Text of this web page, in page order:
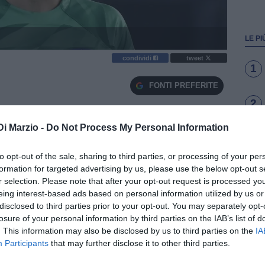
Marzio - Do Not Process My Personal Information
opt-out of the sale, sharing to third parties, or processing of your
for targeted advertising by us, please use the below opt-out
selection. Please note that after your opt-out request is processed
interest-based ads based on personal information utilized by us
to third parties prior to your opt-out. You may separately
of your personal information by third parties on the IAB’s list of
This information may also be disclosed by us to third parties on the
Participants that may further disclose it to other third parties.
condividi tweet
FONTI PREFERITE
in vista del match dei quarti di finale
di Hans Flick
giorni fa, l'Atletico Madrid si appresta ad affrontare
quarti di finale di Champions League.
in casa per 1-2, è pronto a rimescolare le carte in
portare a casa la vittoria al Camp Nou. Vediamo
formazione.
LE
1
2
4
5